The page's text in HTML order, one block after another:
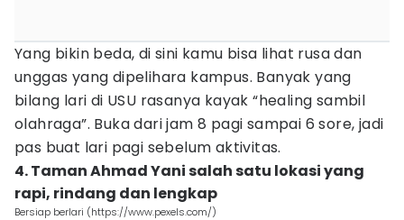
Yang bikin beda, di sini kamu bisa lihat rusa dan
unggas yang dipelihara kampus. Banyak yang
bilang lari di USU rasanya kayak “healing sambil
olahraga”. Buka dari jam 8 pagi sampai 6 sore, jadi
pas buat lari pagi sebelum aktivitas.
4. Taman Ahmad Yani salah satu lokasi yang
rapi, rindang dan lengkap
Bersiap berlari (https://www.pexels.com/)